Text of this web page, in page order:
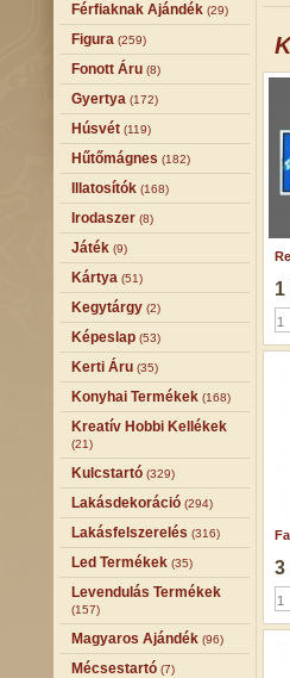
Férfiaknak Ajándék (29)
Figura (259)
Fonott Áru (8)
Gyertya (172)
Húsvét (119)
Hűtőmágnes (182)
Illatosítók (168)
Irodaszer (8)
Játék (9)
Kártya (51)
Kegytárgy (2)
Képeslap (53)
Kerti Áru (35)
Konyhai Termékek (168)
Kreatív Hobbi Kellékek
(21)
Kulcstartó (329)
Lakásdekoráció (294)
Lakásfelszerelés (316)
Led Termékek (35)
Levendulás Termékek
(157)
Magyaros Ajándék (96)
Mécsestartó (7)
1
3